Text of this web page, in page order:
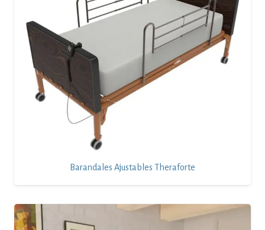
Barandales Ajustables Theraforte